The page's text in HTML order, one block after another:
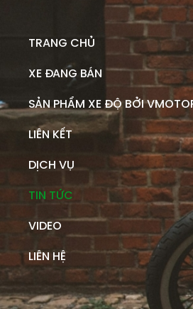
TRANG CHỦ
XE ĐANG BÁN
SẢN PHẨM XE ĐỘ BỞI
LIÊN KẾT
DỊCH VỤ
TIN TỨC
VIDEO
LIÊN HỆ